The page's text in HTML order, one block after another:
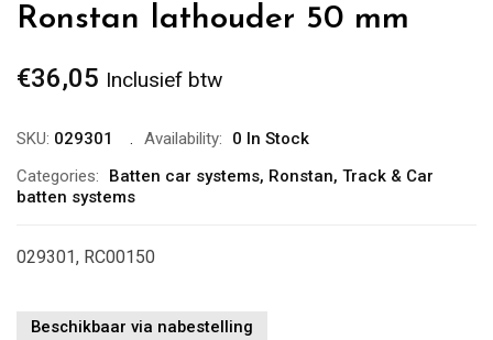
Ronstan lathouder 50 mm
€36,05 Inclusief btw
SKU: 029301 Availability:
0 In Stock
Categories:
Batten car systems, Ronstan, Track & Car
batten systems
029301, RC00150
Beschikbaar via nabestelling